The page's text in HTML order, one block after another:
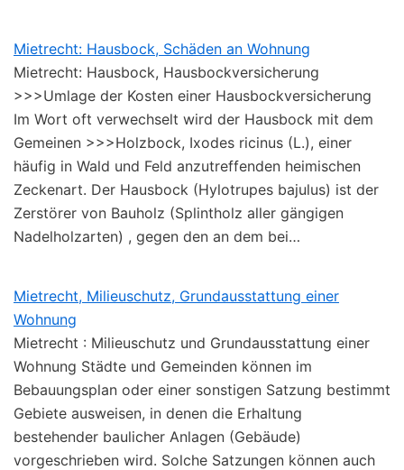
Mietrecht: Hausbock, Schäden an Wohnung
Mietrecht: Hausbock, Hausbockversicherung
>>>Umlage der Kosten einer Hausbockversicherung
Im Wort oft verwechselt wird der Hausbock mit dem
Gemeinen >>>Holzbock, Ixodes ricinus (L.), einer
häufig in Wald und Feld anzutreffenden heimischen
Zeckenart. Der Hausbock (Hylotrupes bajulus) ist der
Zerstörer von Bauholz (Splintholz aller gängigen
Nadelholzarten) , gegen den an dem bei…
Mietrecht, Milieuschutz, Grundausstattung einer
Wohnung
Mietrecht : Milieuschutz und Grundausstattung einer
Wohnung Städte und Gemeinden können im
Bebauungsplan oder einer sonstigen Satzung bestimmt
Gebiete ausweisen, in denen die Erhaltung
bestehender baulicher Anlagen (Gebäude)
vorgeschrieben wird. Solche Satzungen können auch